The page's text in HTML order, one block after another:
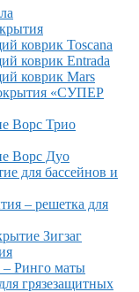
коврик Toscana
коврик Entrada
коврик Mars
«СУПЕР
Ворс Трио
Ворс Дуо
для бассейнов и
– решетка для
Зигзаг
– Ринго маты
грязезащитных